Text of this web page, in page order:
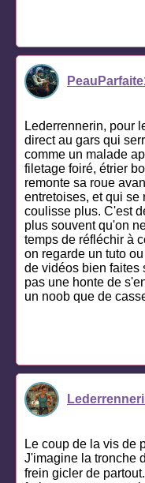
Lederrennerin, pour
direct au gars qui
comme un malade
filetage foiré, étrier
remonte sa roue
entretoises, et qui se
coulisse plus. C'est
plus souvent qu'on
temps de réfléchir à
on regarde un tuto
de vidéos bien faites
pas une honte de
un noob que de
Le coup de la vis de
J'imagine la tronche
frein gicler de